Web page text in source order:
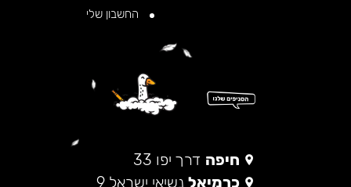
החשבון שלי
חיפה דרך יפו 33
כרמיאל נשיאי ישראל 9